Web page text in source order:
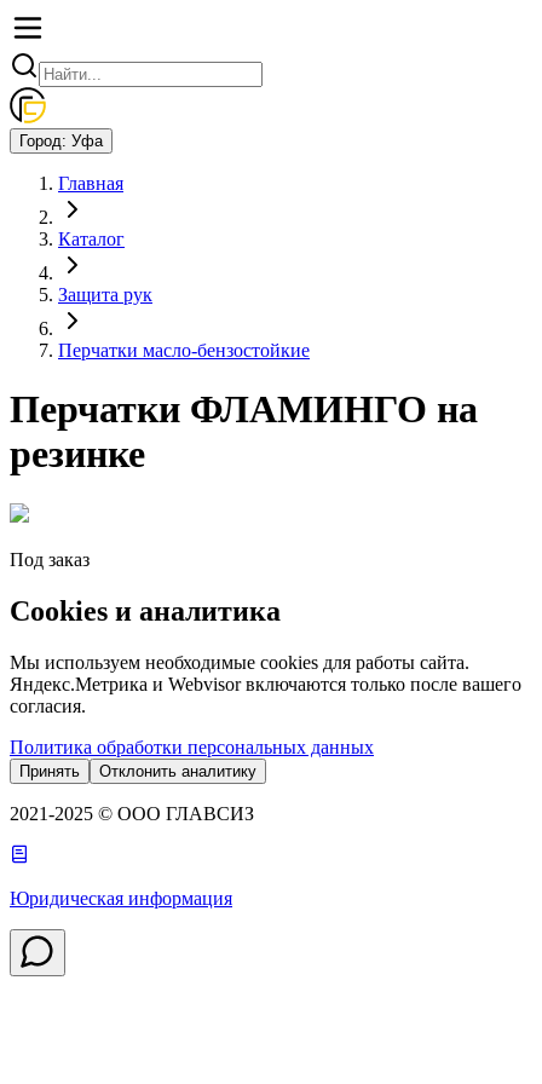
Город: Уфа
Главная
Каталог
Защита рук
Перчатки масло-бензостойкие
Перчатки ФЛАМИНГО на
резинке
Под заказ
Cookies и аналитика
Мы используем необходимые cookies для работы сайта.
Яндекс.Метрика и Webvisor включаются только после вашего
согласия.
Политика обработки персональных данных
Принять Отклонить аналитику
2021-2025 © ООО ГЛАВСИЗ
Юридическая информация